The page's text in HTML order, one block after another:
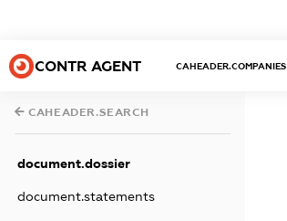
CONTR AGENT CAHEADER.COMPANIES
CAHEADER.SEARCH
document.dossier
document.statements